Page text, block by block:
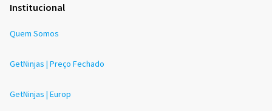
Institucional
Quem Somos
GetNinjas | Preço Fechado
GetNinjas | Europ